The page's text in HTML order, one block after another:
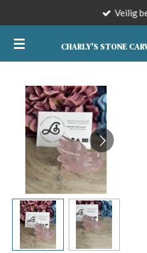
naar
de
CHARLY'S STONE
Veilig